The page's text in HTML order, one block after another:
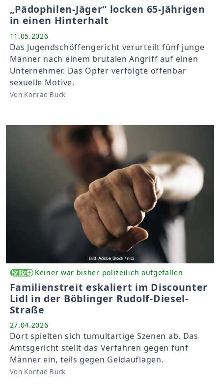
„Pädophilen-Jäger“ locken 65-Jährigen
in einen Hinterhalt
11.05.2026
Das Jugendschöffengericht verurteilt fünf junge
Männer nach einem brutalen Angriff auf einen
Unternehmer. Das Opfer verfolgte offenbar
sexuelle Motive.
Von Konrad Buck
Keiner war bisher polizeilich aufgefallen
Familienstreit eskaliert im Discounter
Lidl in der Böblinger Rudolf-Diesel-
Straße
27.04.2026
Dort spielten sich tumultartige Szenen ab. Das
Amtsgericht stellt das Verfahren gegen fünf
Männer ein, teils gegen Geldauflagen.
Von Kontad Buck